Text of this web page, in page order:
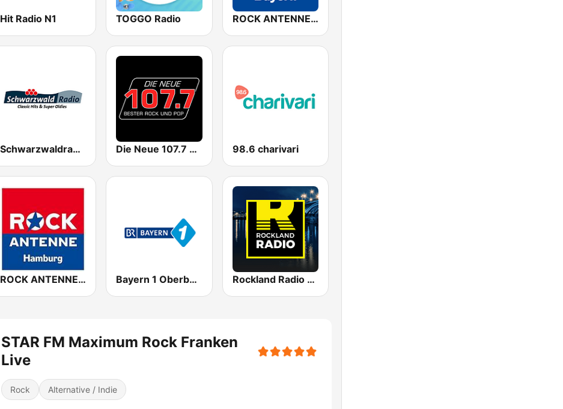
Hit Radio N1 TOGGO Radio ROCK ANTENNE Bayern
Schwarzwaldradio Die Neue 107.7 FM 98.6 charivari
ROCK ANTENNE Hamburg Bayern 1 Oberbayern Rockland Radio - Mainz
STAR FM Maximum Rock Franken
Live
Rock Alternative / Indie